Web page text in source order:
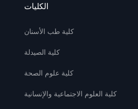
الكليات
كلية طب الأسنان
كلية الصيدلة
كلية علوم الصحة
كلية العلوم الاجتماعية والإنسانية